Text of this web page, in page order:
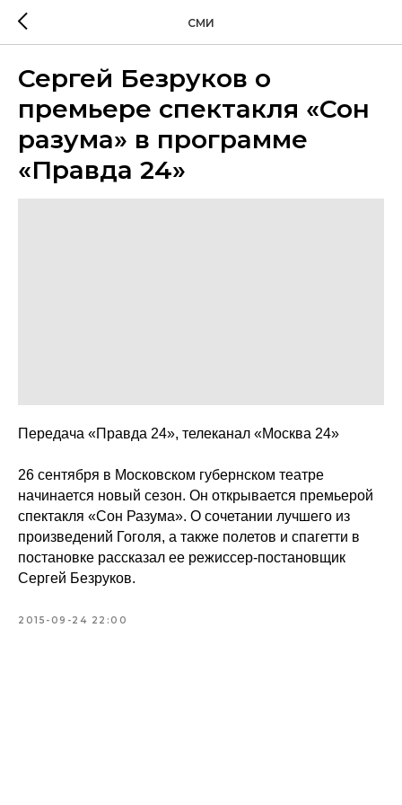
СМИ
Сергей Безруков о
премьере спектакля «Сон
разума» в программе
«Правда 24»
Передача «Правда 24», телеканал «Москва 24»
26 сентября в Московском губернском театре
начинается новый сезон. Он открывается премьерой
спектакля «Сон Разума». О сочетании лучшего из
произведений Гоголя, а также полетов и спагетти в
постановке рассказал ее режиссер-постановщик
Сергей Безруков.
2015-09-24 22:00